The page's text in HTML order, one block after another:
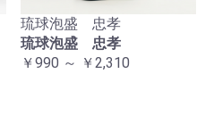
琉球泡盛 忠孝
琉球泡盛 忠孝
￥990 ～ ￥2,310